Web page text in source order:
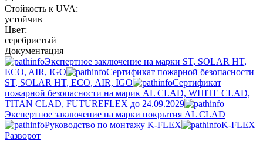
Стойкость к UVA:
устойчив
Цвет:
серебристый
Документация
Экспертное заключение на марки ST, SOLAR HT,
ECO, AIR, IGO
Сертификат пожарной безопасности
ST, SOLAR HT, ECO, AIR, IGO
Cертификат
пожарной безопасности на марик AL CLAD, WHITE CLAD,
TITAN CLAD, FUTUREFLEX до 24.09.2029
Экспертное заключение на марки покрытия AL CLAD
Руководство по монтажу K-FLEX
K-FLEX
Разворот